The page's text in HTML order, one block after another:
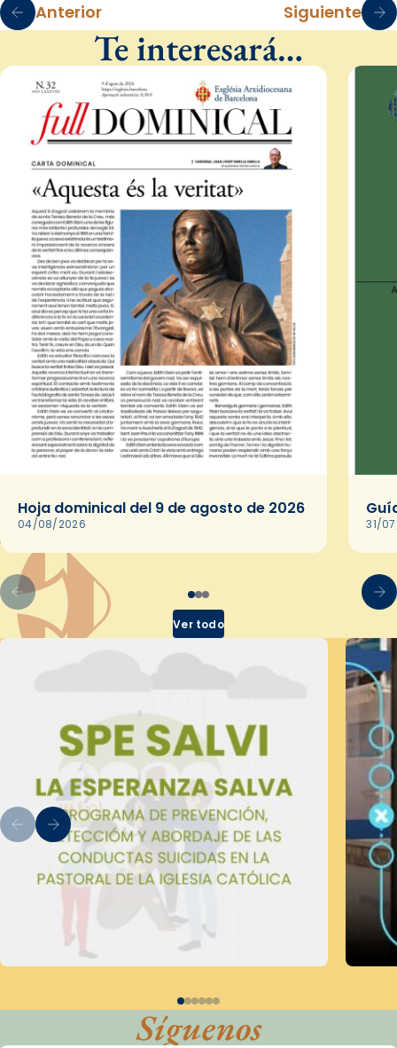
Anterior Siguiente
Te interesará…
Hoja dominical del 9 de agosto de 2026
04/08/2026 31/
Ver todo
Síguenos